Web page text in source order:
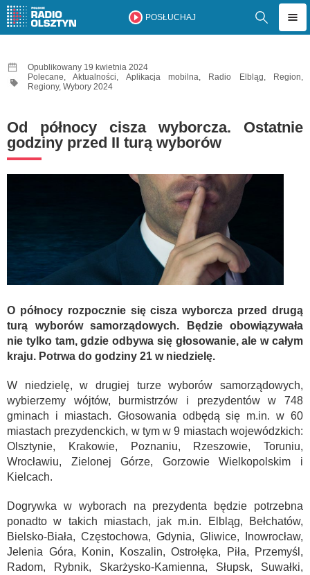
POSŁUCHAJ
Opublikowany 19 kwietnia 2024
Polecane,Aktualności, Aplikacja mobilna, Radio Elbląg, Region,
Regiony, Wybory 2024
Od północy cisza wyborcza. Ostatnie
godziny przed II turą wyborów
O północy rozpocznie się cisza wyborcza przed drugą
turą wyborów samorządowych. Będzie obowiązywała
nie tylko tam, gdzie odbywa się głosowanie, ale w całym
kraju. Potrwa do godziny 21 w niedzielę.
W niedzielę, w drugiej turze wyborów samorządowych,
wybierzemy wójtów, burmistrzów i prezydentów w 748
gminach i miastach. Głosowania odbędą się m.in. w 60
miastach prezydenckich, w tym w 9 miastach wojewódzkich:
Olsztynie, Krakowie, Poznaniu, Rzeszowie, Toruniu,
Wrocławiu, Zielonej Górze, Gorzowie Wielkopolskim i
Kielcach.
Dogrywka w wyborach na prezydenta będzie potrzebna
ponadto w takich miastach, jak m.in. Elbląg, Bełchatów,
Bielsko-Biała, Częstochowa, Gdynia, Gliwice, Inowrocław,
Jelenia Góra, Konin, Koszalin, Ostrołęka, Piła, Przemyśl,
Radom, Rybnik, Skarżysko-Kamienna, Słupsk, Suwałki,